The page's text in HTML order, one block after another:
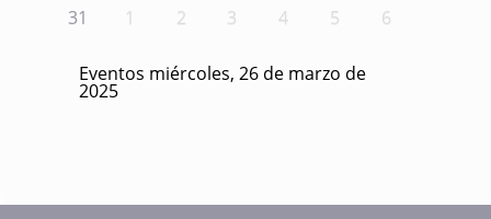
31
1 2 3 4 5 6
Eventos miércoles, 26 de marzo de
2025